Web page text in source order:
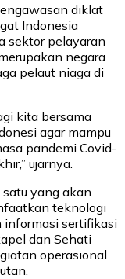
diklat
Indonesia
sektor pelayaran
negara
pelaut niaga di
kita bersama
agar mampu
pandemi Covid-
ujarnya.
yang akan
teknologi
informasi sertifikasi
dan Sehati
operasional